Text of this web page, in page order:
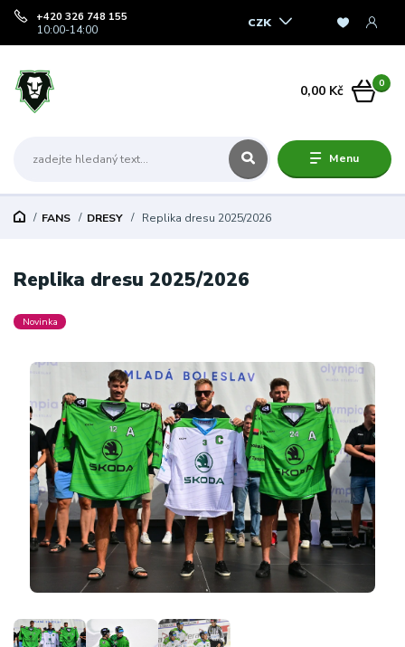
Menu
CZK
+420 326 748 155
10:00-14:00
0
0,00 Kč
FANS DRESY Replika dresu 2025/2026
Replika dresu 2025/2026
Novinka